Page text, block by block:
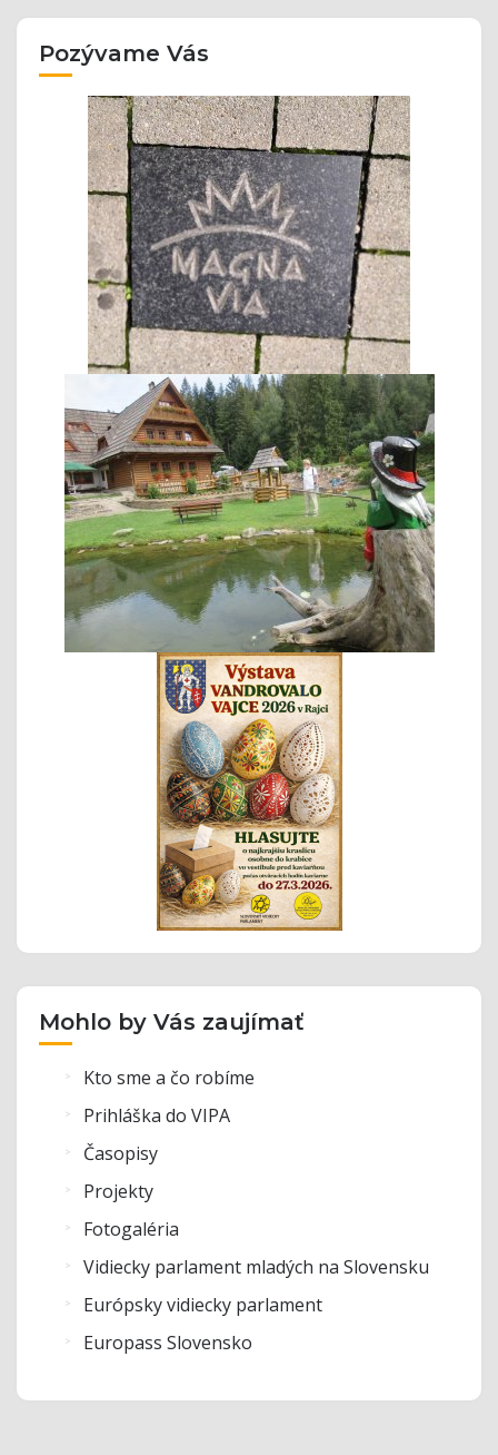
Pozývame Vás
Mohlo by Vás zaujímať
Kto sme a čo robíme
Prihláška do VIPA
Časopisy
Projekty
Fotogaléria
Vidiecky parlament mladých na Slovensku
Európsky vidiecky parlament
Europass Slovensko